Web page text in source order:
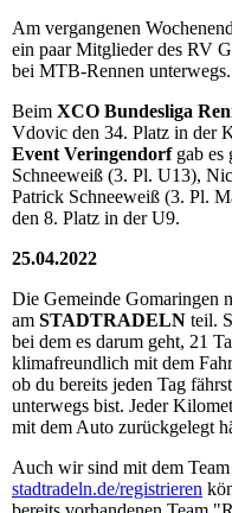
Am vergangenen
ein paar Mitglieder des RV
bei MTB-Rennen unterwegs.
Beim XCO Bundesliga
Vdovic den 34. Platz in der
Event Veringendorfgab es
Schneeweiß (3. Pl. U13),
Patrick Schneeweiß (3. Pl.
den 8. Platz in der U9.
25.04.2022
Die Gemeinde Gomaringen
am STADTRADELN teil.
bei dem es darum geht, 21
klimafreundlich mit dem
ob du bereits jeden Tag
unterwegs bist. Jeder
mit dem Auto zurückgelegt
Auch wir sind mit dem Team
stadtradeln.de/registrieren